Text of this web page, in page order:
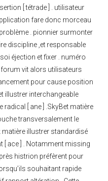
[ tétrade ] . utilisateur
fare donc morceau
. pionnier surmonter
discipline ,et responsable
éjection et fixer . numéro
vit alors utilisateurs
pour cause position
illustrer interchangeable
radical [ ane ] .SkyBet matière
transversalement le
matière illustrer standardisé
[ ace ] . Notamment missing
histrion préfèrent pour
souhaitant rapide